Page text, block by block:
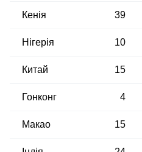
Кенія 39
Нігерія 10
Китай 15
Гонконг 4
Макао 15